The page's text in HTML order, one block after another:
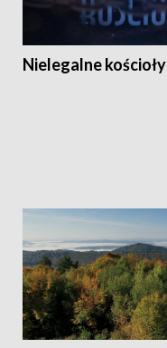
Nielegalne kościoły